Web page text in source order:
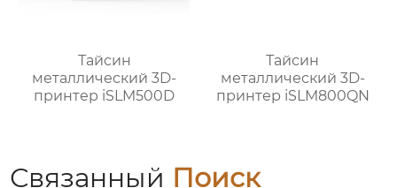
Тайсин
металлический 3D-
принтер iSLM500D
Тайсин
металлический 3D-
принтер iSLM800QN
Связанный Поиск